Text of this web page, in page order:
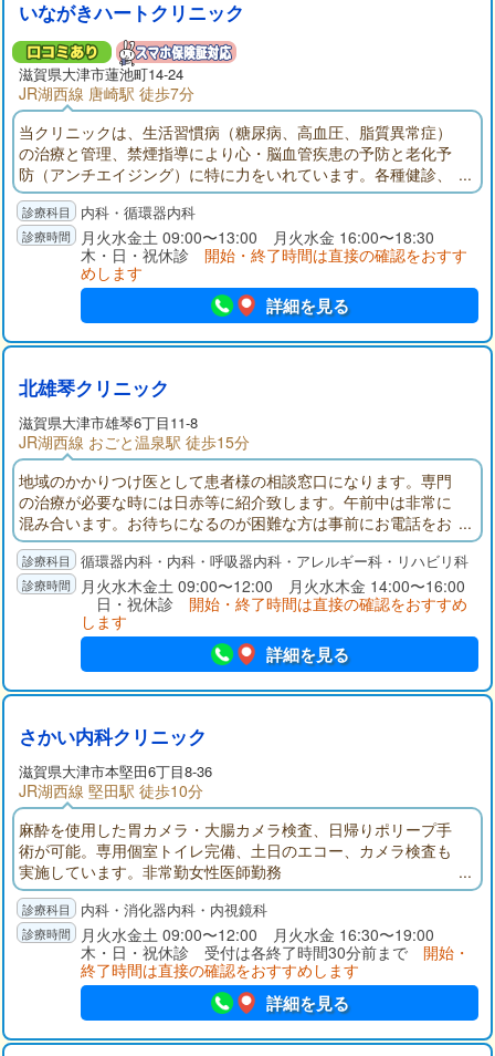
いながきハートクリニック
滋賀県大津市蓮池町14-24
JR湖西線 唐崎駅 徒歩7分
当クリニックは、生活習慣病（糖尿病、高血圧、脂質異常症）
の治療と管理、禁煙指導により心・脳血管疾患の予防と老化予
防（アンチエイジング）に特に力をいれています。各種健診、
予防接種、心臓・動脈硬化ドック、アンチエイジング点滴・美
容点滴・疲労回復点滴（保険外診療）も行っております。
内科・循環器内科
月火水金土 09:00〜13:00 月火水金 16:00〜18:30
木・日・祝休診 開始・終了時間は直接の確認をおすす
めします
詳細を見る
北雄琴クリニック
滋賀県大津市雄琴6丁目11-8
JR湖西線 おごと温泉駅 徒歩15分
地域のかかりつけ医として患者様の相談窓口になります。専門
の治療が必要な時には日赤等に紹介致します。午前中は非常に
混み合います。お待ちになるのが困難な方は事前にお電話をお
願いします。
循環器内科・内科・呼吸器内科・アレルギー科・リハビリ科
月火水木金土 09:00〜12:00 月火水木金 14:00〜16:00
日・祝休診 開始・終了時間は直接の確認をおすすめ
します
詳細を見る
さかい内科クリニック
滋賀県大津市本堅田6丁目8-36
JR湖西線 堅田駅 徒歩10分
麻酔を使用した胃カメラ・大腸カメラ検査、日帰りポリープ手
術が可能。専用個室トイレ完備、土日のエコー、カメラ検査も
実施しています。非常勤女性医師勤務
内科・消化器内科・内視鏡科
月火水金土 09:00〜12:00 月火水金 16:30〜19:00
木・日・祝休診 受付は各終了時間30分前まで 開始・
終了時間は直接の確認をおすすめします
詳細を見る